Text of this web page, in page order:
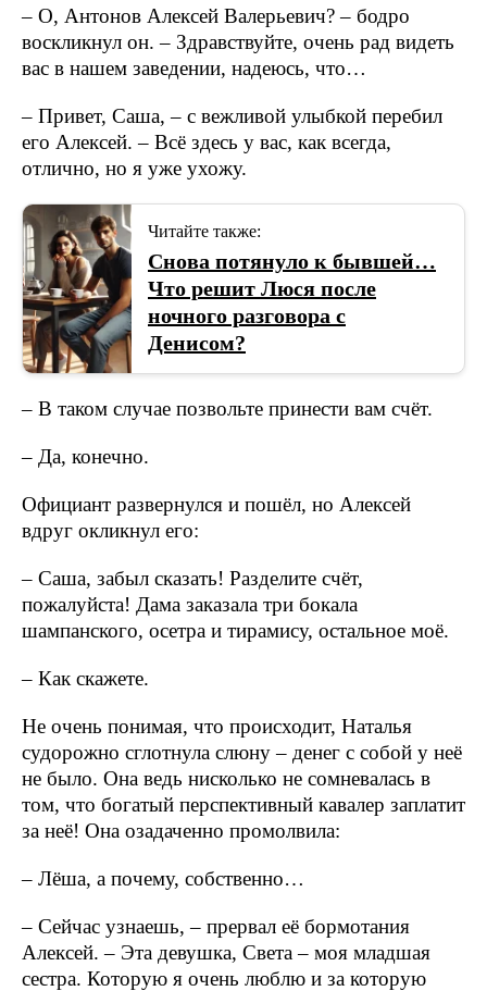
– О, Антонов Алексей Валерьевич? – бодро
воскликнул он. – Здравствуйте, очень рад видеть
вас в нашем заведении, надеюсь, что…
– Привет, Саша, – с вежливой улыбкой перебил
его Алексей. – Всё здесь у вас, как всегда,
отлично, но я уже ухожу.
Читайте также:
Снова потянуло к бывшей…
Что решит Люся после
ночного разговора с
Денисом?
– В таком случае позвольте принести вам счёт.
– Да, конечно.
Официант развернулся и пошёл, но Алексей
вдруг окликнул его:
– Саша, забыл сказать! Разделите счёт,
пожалуйста! Дама заказала три бокала
шампанского, осетра и тирамису, остальное моё.
– Как скажете.
Не очень понимая, что происходит, Наталья
судорожно сглотнула слюну – денег с собой у неё
не было. Она ведь нисколько не сомневалась в
том, что богатый перспективный кавалер заплатит
за неё! Она озадаченно промолвила:
– Лёша, а почему, собственно…
– Сейчас узнаешь, – прервал её бормотания
Алексей. – Эта девушка, Света – моя младшая
сестра. Которую я очень люблю и за которую